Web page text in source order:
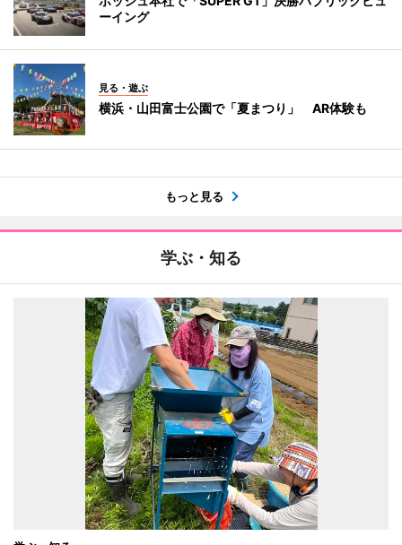
ーイング
見る・遊ぶ
横浜・山田富士公園で「夏まつり」 AR体験も
もっと見る
学ぶ・知る